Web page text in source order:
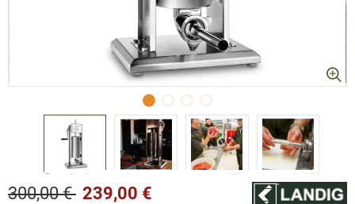
300,00 € 239,00 €